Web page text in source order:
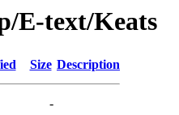
E-text/Keats
Size Description
-